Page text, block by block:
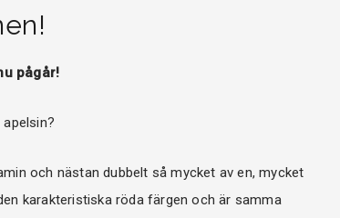
pågår!
och nästan dubbelt så mycket av en, mycket
karakteristiska röda färgen och är samma